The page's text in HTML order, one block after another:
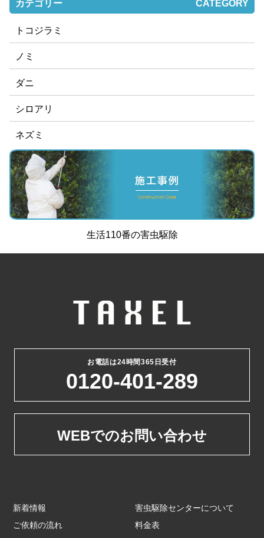
カテゴリー CATEGORY
トコジラミ
ノミ
ダニ
シロアリ
ネズミ
生活110番の害虫駆除
お電話は24時間365日受付
0120-401-289
WEBでのお問い合わせ
新着情報
害虫駆除センターについて
ご依頼の流れ
料金表